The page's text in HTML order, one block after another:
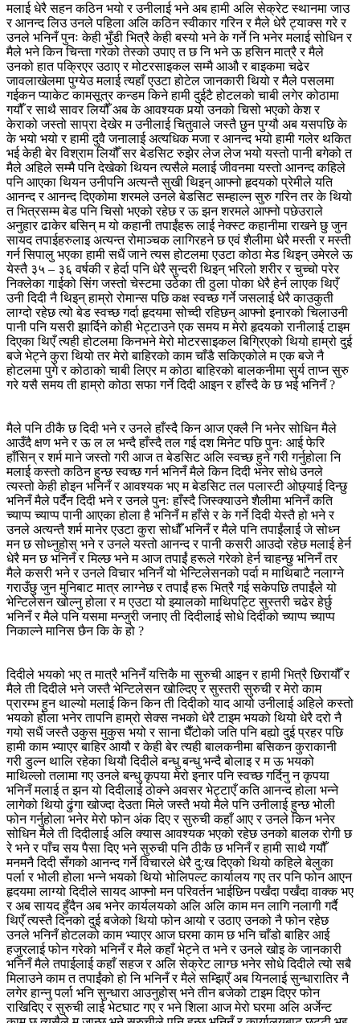
मलाई धेरै सहन कठिन भयो र उनीलाई भने अब हामी अलि सेक्रेट स्थानमा जाउ
र आनन्द लिउ उनले पहिला अलि कठिन स्वीकार गरिन र मैले धेरै ट्याक्स गरे र
उनले भनिनँ पुनः केही भुँडी भित्रै केही बस्यो भने के गर्ने नि भनेर मलाई सोधिन र
मैले भने किन चिन्ता गरेको तेस्को उपाए त छ नि भने ऊ हसिन मात्रै र मैले
उनको हात पक्रिएर उठाए र मोटरसाइकल सम्मै आऔ र बाइकमा चढेर
जावलाखेलमा पुग्येउ मलाई त्यहाँ एउटा होटेल जानकारी थियो र मैले पसलमा
गईकन प्याकेट कामसूत्र कन्डम किने हामी दुईटै होटलको चाबी लगेर कोठामा
गयौँ र साथै सावर लियौँ अब के आवश्यक पर्‍यो उनको चिसो भएको केश र
केराको जस्तो साप्रा देखेर म उनीलाई चितुवाले जस्तै छुन पुग्यौ अब यसपछि के
के भयो भयो र हामी दुवै जनालाई अत्यधिक मजा र आनन्द भयो हामी गलेर थकित
भई केही बेर विश्राम लियौँ सर बेडसिट रुझेर लेज लेज भयो यस्तो पानी बगेको त
मैले अहिले सम्मै पनि देखेको थियन त्यसैले मलाई जीवनमा यस्तो आनन्द कहिले
पनि आएका थियन उनीपनि अत्यन्तै सुखी थिइन् आफ्नो हृदयको प्रेमीले यति
आनन्द र आनन्द दिएकोमा शरमले उनले बेडसिट सम्हाल्न सुरु गरिन तर के थियो
त भित्रसम्म बेड पनि चिसो भएको रहेछ र ऊ झन शरमले आफ्नो पछेउराले
अनुहार ढाकेर बसिन् म यो कहानी तपाईंहरू लाई नेक्स्ट कहानीमा राखने छु जुन
सायद तपाईहरुलाइ अत्यन्त रोमाञ्चक लागिरहने छ एवं शैलीमा धेरै मस्ती र मस्ती
गर्न सिपालु भएका हामी सधैं जाने त्यस होटलमा एउटा कोठा मेड थिइन् उमेरले ऊ
येस्तै ३५ – ३६ वर्षकी र हेर्दा पनि धेरै सुन्दरी थिइन् भरिलो शरीर र चुच्चो परेर
निक्लेका गाईको सिंग जस्तो चेस्टमा उठेका ती ठुला पोका धेरै हेर्न लाएक थिएँ
उनी दिदी नै थिइन् हाम्रो रोमान्स पछि कक्ष स्वच्छ गर्ने जसलाई धेरै काउकुती
लाग्दो रहेछ त्यो बेड स्वच्छ गर्दा हृदयमा सोच्दी रहिछन् आफ्नो इनारको चिलाउनी
पानी पनि यसरी झार्दिने कोही भेट्टाउने एक समय म मेरो हृदयको रानीलाई टाइम
दिएका थिएँ त्यही होटलमा किनभने मेरो मोटरसाइकल बिग्रिएको थियो हाम्रो दुई
बजे भेट्ने कुरा थियो तर मेरो बाहिरको काम चाँडै सकिएकोले म एक बजे नै
होटलमा पुगे र कोठाको चाबी लिएर म कोठा बाहिरको बालकनीमा सुर्य ताप्न सुरु
गरे यसै समय ती हाम्रो कोठा सफा गर्ने दिदी आइन र हाँस्दै के छ भई भनिनँ ?
मैले पनि ठीकै छ दिदी भने र उनले हाँस्दै किन आज एक्लै नि भनेर सोधिन मैले
आउँदै क्षण भने र ऊ ल ल भन्दै हाँस्दै तल गई दश मिनेट पछि पुनः आई फेरि
हाँसिन् र शर्म माने जस्तो गरी आज त बेडसिट अलि स्वच्छ हुने गरी गर्नुहोला नि
मलाई कस्तो कठिन हुन्छ स्वच्छ गर्न भनिनँ मैले किन दिदी भनेर सोधे उनले
त्यस्तो केही होइन भनिनँ र आवश्यक भए म बेडसिट तल पलास्टी ओछ्याई दिन्छु
भनिनँ मैले पर्दैन दिदी भने र उनले पुनः हाँस्दै जिस्क्याउने शैलीमा भनिनँ कति
च्याप्प च्याप्प पानी आएका होला है भनिनँ म हाँसे र के गर्ने दिदी येस्तै हो भने र
उनले अत्यन्तै शर्म मानेर एउटा कुरा सोधौँ भनिनँ र मैले पनि तपाईंलाई जे सोध्न
मन छ सोध्नुहोस् भने र उनले यस्तो आनन्द र पानी कसरी आउदो रहेछ मलाई हेर्न
धेरै मन छ भनिनँ र मिल्छ भने म आज तपाईं हरूले गरेको हेर्न चाहन्छु भनिनँ तर
मैले कसरी भने र उनले विचार भनिनँ यो भेन्टिलेसनको पर्दा म माथिबाटै नलाग्ने
गराउँछु जुन मुनिबाट मात्र लाग्नेछ र तपाईं हरू भित्रै गई सकेपछि तपाईंले यो
भेन्टिलेसन खोल्नु होला र म एउटा यो झ्यालको माथिपट्टि सुस्तरी चढेर हेर्छु
भनिनँ र मैले पनि यसमा मन्जुरी जनाए ती दिदीलाई सोधे दिदीको च्याप्प च्याप्प
निकाल्ने मानिस छैन कि के हो ?
दिदीले भयको भए त मात्रै भनिनँ यत्तिकै मा सुरुची आइन र हामी भित्रै छिरायौँ र
मैले ती दिदीले भने जस्तै भेन्टिलेसन खोल्दिए र सुस्तरी सुरुची र मेरो काम
प्रारम्भ हुन थाल्यो मलाई किन किन ती दिदीको याद आयो उनीलाई अहिले कस्तो
भयको होला भनेर तापनि हाम्रो सेक्स नभको धेरै टाइम भयको थियो धेरै दरो नै
गयो सधैं जस्तै उकुस मुकुस भयो र साना घैँटोको जति पनि बह्यो दुई प्रहर पछि
हामी काम भ्याएर बाहिर आयौ र केही बेर त्यही बालकनीमा बसिकन कुराकानी
गरी डुल्न थालि रहेका थियौ दिदीले बन्धु बन्धु भन्दै बोलाइ र म ऊ भयको
माथिल्लो तलामा गए उनले बन्धु कृपया मेरो इनार पनि स्वच्छ गर्दिनु न कृपया
भनिनँ मलाई त झन यो दिदीलाई ठोक्ने अवसर भेट्टाएँ कति आनन्द होला भन्ने
लागेको थियो ढुंगा खोज्दा देउता मिले जस्तै भयो मैले पनि उनीलाई हुन्छ भोली
फोन गर्नुहोला भनेर मेरो फोन अंक दिए र सुरुची कहाँ आए र उनले किन भनेर
सोधिन मैले ती दिदीलाई अलि क्यास आवश्यक भएको रहेछ उनको बालक रोगी छ
रे भने र पाँच सय पैसा दिए भने सुरुची पनि ठीकै छ भनिनँ र हामी साथै गयौँ
मनमनै दिदी सँगको आनन्द गर्ने विचारले धेरै दु:ख दिएको थियो कहिले बेलुका
पर्ला र भोली होला भन्ने भयको थियो भोलिपल्ट कार्यालय गए तर पनि फोन आएन
हृदयमा लाग्यो दिदीले सायद आफ्नो मन परिवर्तन भाईछिन पर्खंदा पर्खंदा वाक्क भए
र अब सायद हुँदैन अब भनेर कार्यलयको अलि अलि काम मन लागि नलागी गर्दै
थिएँ त्यस्तै दिनको दुई बजेको थियो फोन आयो र उठाए उनको नै फोन रहेछ
उनले भनिनँ होटलको काम भ्याएर आज घरमा काम छ भनि चाँडो बाहिर आई
हजुरलाई फोन गरेको भनिनँ र मैले कहाँ भेट्ने त भने र उनले खोइ के जानकारी
भनिनँ मैले तपाईलाई कहाँ सहज र अलि सेक्रेट लाग्छ भनेर सोधे दिदीले त्यो सबै
मिलाउने काम त तपाईंको हो नि भनिनँ र मैले सम्झिएँ अब यिनलाई सुन्धारातिर नै
लगेर हान्नु पर्ला भनि सुन्धारा आउनुहोस् भने तीन बजेको टाइम दिएर फोन
राखिदिए र सुरुची लाई भेटघाट गए र भने शिला आज मेरो घरमा अलि अर्जेन्ट